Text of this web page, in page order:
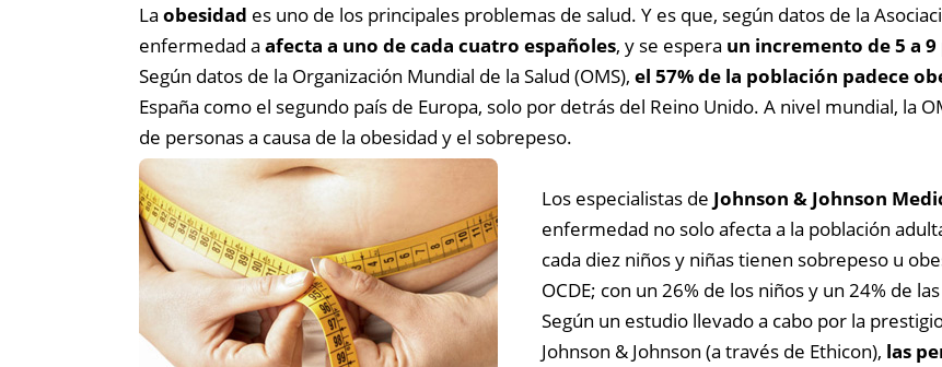
La obesidad es uno de los principales problemas de salud. Y es que, según datos de la
enfermedad a afecta a uno de cada cuatro españoles, y se espera un incremento de 5 a
Según datos de la Organización Mundial de la Salud (OMS), el 57% de la población padece
España como el segundo país de Europa, solo por detrás del Reino Unido. A nivel mundial, la
de personas a causa de la obesidad y el sobrepeso.
Los especialistas de Johnson & Johnson
enfermedad no solo afecta a la población
cada diez niños y niñas tienen sobrepeso u
OCDE; con un 26% de los niños y un 24% de
Según un estudio llevado a cabo por la
Johnson & Johnson (a través de Ethicon), las